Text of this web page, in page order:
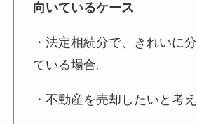
向いているケース
・法定相続分で、きれいに
ている場合。
・不動産を売却したいと考